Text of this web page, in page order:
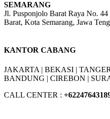
SEMARANG
Jl. Pusponjolo Barat Raya No.
Barat, Kota Semarang, Jawa
KANTOR CABANG
JAKARTA | BEKASI |
BANDUNG | CIREBON |
CALL CENTER : +62